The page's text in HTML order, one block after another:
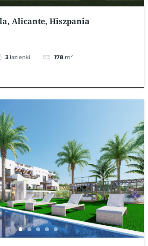
Alicante, Hiszpania
3 łazienki 178 m²